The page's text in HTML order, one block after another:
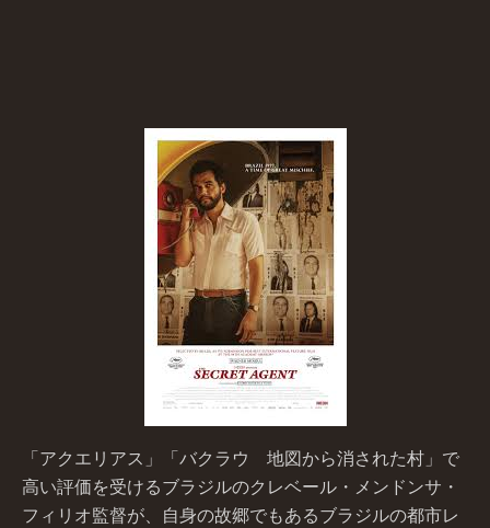
「アクエリアス」「バクラウ 地図から消された村」で
高い評価を受けるブラジルのクレベール・メンドンサ・
フィリオ監督が、自身の故郷でもあるブラジルの都市レ